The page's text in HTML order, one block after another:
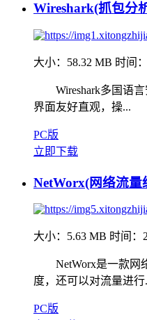
Wireshark(抓包分
大小：58.32 MB 时间
Wireshark多国语言
界面友好直观，操...
PC版
立即下载
NetWorx(网络流量
大小：5.63 MB 时间：
NetWorx是一款网络
度，还可以对流量进行
PC版